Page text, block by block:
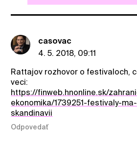
casovac
4. 5. 2018, 09:11
Rattajov rozhovor o festivaloch,
veci:
https://finweb.hnonline.sk/
ekonomika/1739251-festivaly-
skandinavii
Odpovedať